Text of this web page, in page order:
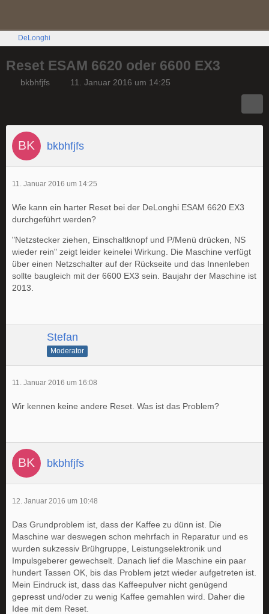
DeLonghi
Reset ESAM 6620 oder 6600 EX3
bkbhfjfs 11. Januar 2016 um 14:25
bkbhfjfs
11. Januar 2016 um 14:25
Wie kann ein harter Reset bei der DeLonghi ESAM 6620 EX3
durchgeführt werden?
"Netzstecker ziehen, Einschaltknopf und P/Menü drücken, NS
wieder rein" zeigt leider keinelei Wirkung. Die Maschine verfügt
über einen Netzschalter auf der Rückseite und das Innenleben
sollte baugleich mit der 6600 EX3 sein. Baujahr der Maschine ist
2013.
Stefan
Moderator
11. Januar 2016 um 16:08
Wir kennen keine andere Reset. Was ist das Problem?
bkbhfjfs
12. Januar 2016 um 10:48
Das Grundproblem ist, dass der Kaffee zu dünn ist. Die
Maschine war deswegen schon mehrfach in Reparatur und es
wurden sukzessiv Brühgruppe, Leistungselektronik und
Impulsgeberer gewechselt. Danach lief die Maschine ein paar
hundert Tassen OK, bis das Problem jetzt wieder aufgetreten ist.
Mein Eindruck ist, dass das Kaffeepulver nicht genügend
gepresst und/oder zu wenig Kaffee gemahlen wird. Daher die
Idee mit dem Reset.